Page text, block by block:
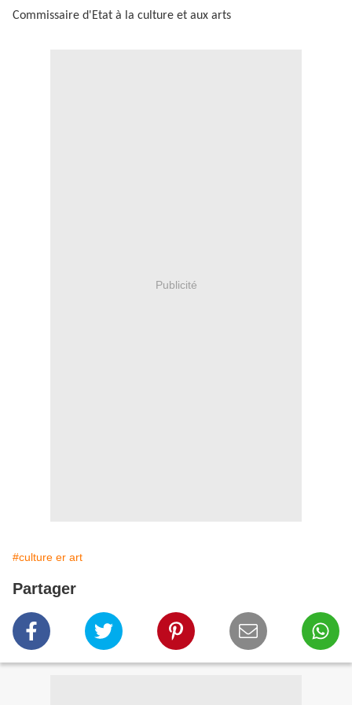
Commissaire d'Etat à la culture et aux arts
Publicité
#culture er art
Partager